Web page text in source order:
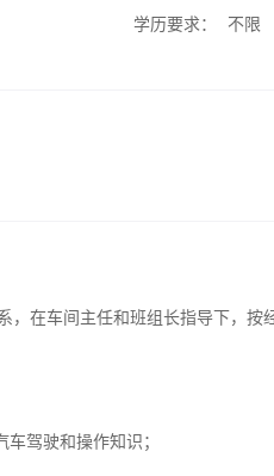
学历要求：
不限
，在车间主任和班组长指导下，按
驾驶和操作知识；